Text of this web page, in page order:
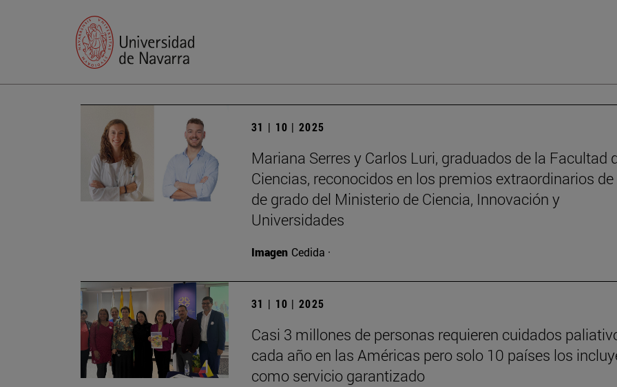
31 | 10 | 2025
Mariana Serres y Carlos Luri, graduados de la Facultad
Ciencias, reconocidos en los premios extraordinarios
de grado del Ministerio de Ciencia, Innovación y
Universidades
Imagen Cedida ·
31 | 10 | 2025
Casi 3 millones de personas requieren cuidados
cada año en las Américas pero solo 10 países los
como servicio garantizado